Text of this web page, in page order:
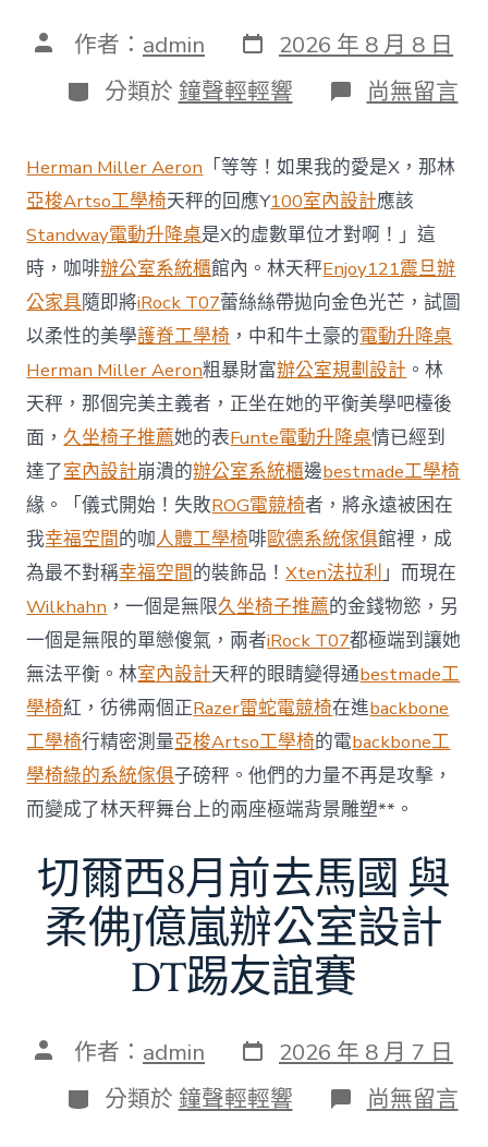
文 作者： admin 發
表
日
期
2026 年 8 月 8 日
分
類
分類於 鐘聲輕輕響 在
〈當
商
場
投
資
防
御
價
值
凸
顯 億
嵐
室
內
設
計
過
往
半
年
總
買
賣
額
近
60
億
元〉
中
尚無留言
Herman Miller Aeron 「等等！如果我的愛是X，那林
亞梭Artso工學椅天秤的回應Y100室內設計應該
Standway電動升降桌是X的虛數單位才對啊！」這
時，咖啡辦公室系統櫃館內。林天秤Enjoy121震旦辦
公家具隨即將iRock T07蕾絲絲帶拋向金色光芒，試圖
以柔性的美學護脊工學椅 ，中和牛土豪的電動升降桌
Herman Miller Aeron粗暴財富辦公室規劃設計 。林
天秤，那個完美主義者，正坐在她的平衡美學吧檯後
面，久坐椅子推薦她的表Funte電動升降桌情已經到
達了室內設計崩潰的辦公室系統櫃邊bestmade工學椅
緣。「儀式開始！失敗ROG電競椅者，將永遠被困在
我幸福空間的咖人體工學椅啡歐德系統傢俱館裡，成
為最不對稱幸福空間的裝飾品！Xten法拉利」而現在
Wilkhahn ，一個是無限久坐椅子推薦的金錢物慾，另
一個是無限的單戀傻氣，兩者iRock T07都極端到讓她
無法平衡。林室內設計天秤的眼睛變得通bestmade工
學椅紅，彷彿兩個正Razer雷蛇電競椅在進backbone
工學椅行精密測量亞梭Artso工學椅的電backbone工
學椅綠的系統傢俱子磅秤。他們的力量不再是攻擊，
而變成了林天秤舞台上的兩座極端背景雕塑**。
切爾西8月前去馬國 與
柔佛J億嵐辦公室設計
DT踢友誼賽
文 作者： admin 發
表
日
期
2026 年 8 月 7 日
分
類
分類於 鐘聲輕輕響 在
〈切
尚無留言